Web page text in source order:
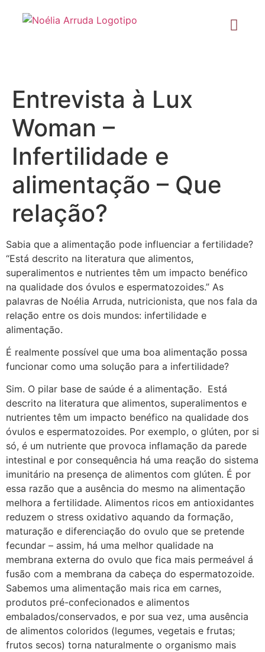
Entrevista à Lux
Woman –
Infertilidade e
alimentação – Que
relação?
Sabia que a alimentação pode influenciar a fertilidade?
“Está descrito na literatura que alimentos,
superalimentos e nutrientes têm um impacto benéfico
na qualidade dos óvulos e espermatozoides.” As
palavras de Noélia Arruda, nutricionista, que nos fala da
relação entre os dois mundos: infertilidade e
alimentação.
É realmente possível que uma boa alimentação possa
funcionar como uma solução para a infertilidade?
Sim. O pilar base de saúde é a alimentação. Está
descrito na literatura que alimentos, superalimentos e
nutrientes têm um impacto benéfico na qualidade dos
óvulos e espermatozoides. Por exemplo, o glúten, por si
só, é um nutriente que provoca inflamação da parede
intestinal e por consequência há uma reação do sistema
imunitário na presença de alimentos com glúten. É por
essa razão que a ausência do mesmo na alimentação
melhora a fertilidade. Alimentos ricos em antioxidantes
reduzem o stress oxidativo aquando da formação,
maturação e diferenciação do ovulo que se pretende
fecundar – assim, há uma melhor qualidade na
membrana externa do ovulo que fica mais permeável á
fusão com a membrana da cabeça do espermatozoide.
Sabemos uma alimentação mais rica em carnes,
produtos pré-confecionados e alimentos
embalados/conservados, e por sua vez, uma ausência
de alimentos coloridos (legumes, vegetais e frutas;
frutos secos) torna naturalmente o organismo mais